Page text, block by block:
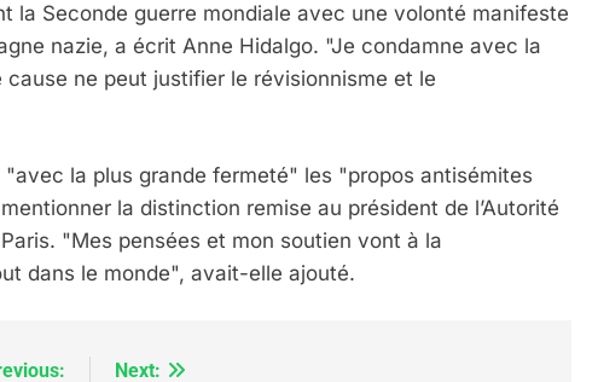
la Seconde guerre mondiale avec une volonté manifeste
nazie, a écrit Anne Hidalgo. "Je condamne avec la
ne peut justifier le révisionnisme et le
la plus grande fermeté" les "propos antisémites
la distinction remise au président de l’Autorité
"Mes pensées et mon soutien vont à la
dans le monde", avait-elle ajouté.
Next:
: POURQUOI JE REVENDIQUE MA JUDAÏTE